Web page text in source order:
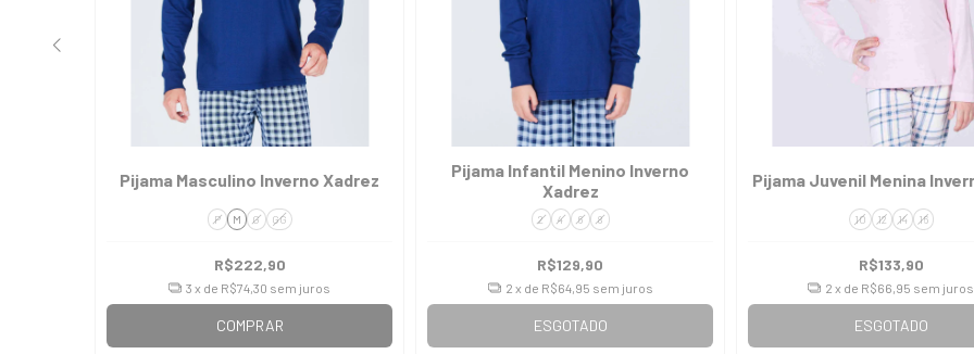
Pijama Masculino Inverno Xadrez
P M G GG
R$222,90
3 x de R$74,30 sem juros
COMPRAR
Pijama Infantil Menino Inverno
Xadrez
2 4 6 8
R$129,90
2 x de R$64,95 sem juros
ESGOTADO
Pijama Juvenil Menina
10 12 14 16
R$133,90
2 x de R$66,95 sem juros
ESGOTADO